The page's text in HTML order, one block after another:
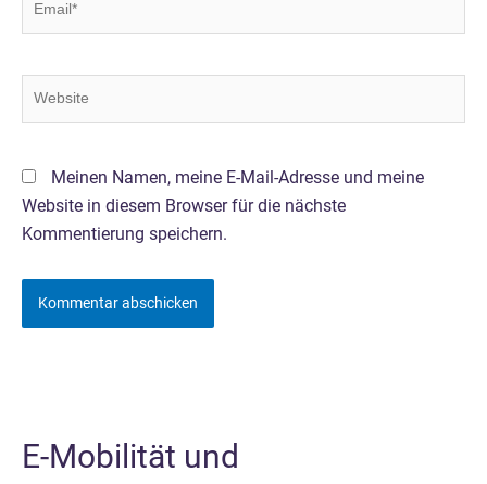
Website
Meinen Namen, meine E-Mail-Adresse und meine
Website in diesem Browser für die nächste
Kommentierung speichern.
E-Mobilität und